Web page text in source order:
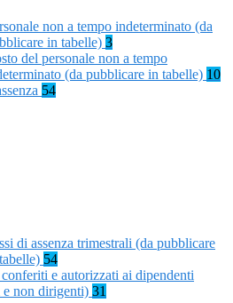
non a tempo indeterminato (da
in tabelle) 3
del personale non a tempo
(da pubblicare in tabelle) 10
54
di assenza trimestrali (da pubblicare
54
e autorizzati ai dipendenti
non dirigenti) 31